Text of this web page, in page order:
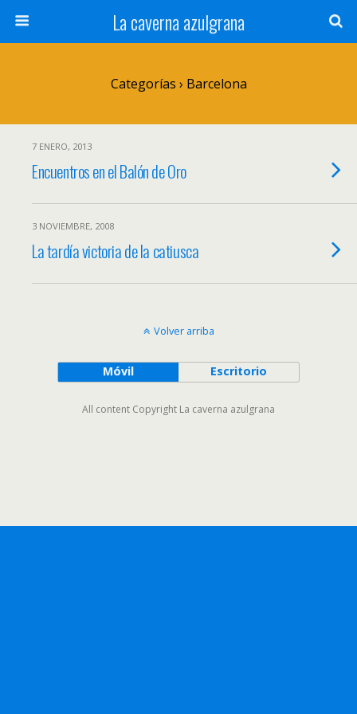
La caverna azulgrana
Categorías › Barcelona
7 ENERO, 2013
Encuentros en el Balón de Oro
3 NOVIEMBRE, 2008
La tardía victoria de la catiusca
Volver arriba
Móvil Escritorio
All content Copyright La caverna azulgrana